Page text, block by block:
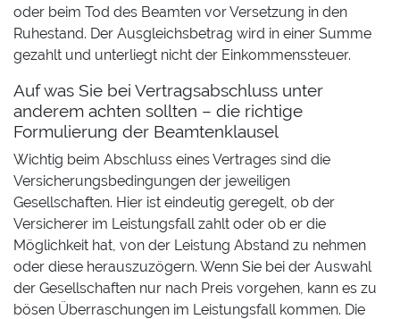
oder beim Tod des Beamten vor Versetzung in den
Ruhestand. Der Ausgleichsbetrag wird in einer Summe
gezahlt und unterliegt nicht der Einkommenssteuer.
Auf was Sie bei Vertragsabschluss unter
anderem achten sollten – die richtige
Formulierung der Beamtenklausel
Wichtig beim Abschluss eines Vertrages sind die
Versicherungsbedingungen der jeweiligen
Gesellschaften. Hier ist eindeutig geregelt, ob der
Versicherer im Leistungsfall zahlt oder ob er die
Möglichkeit hat, von der Leistung Abstand zu nehmen
oder diese herauszuzögern. Wenn Sie bei der Auswahl
der Gesellschaften nur nach Preis vorgehen, kann es zu
bösen Überraschungen im Leistungsfall kommen. Die